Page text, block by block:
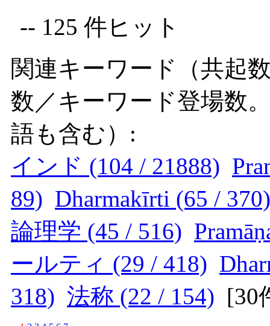
-- 125 件ヒット
関連キーワード（共起
数／キーワード登場数
語も含む）:
インド (104 / 21888)
89) Dharmakīrti (65 / 370)
論理学 (45 / 516)
ールティ (29 / 418)
318) 法称 (22 / 154) [30